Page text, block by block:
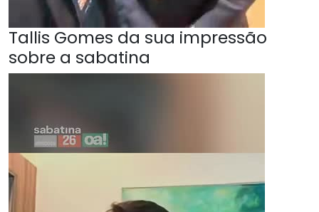
Tallis Gomes da sua impressão
sobre a sabatina